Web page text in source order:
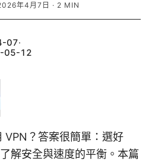
年4月7日 · 2 MIN
07·
05-12
VPN？答案很簡單：選好
解安全與速度的平衡。本篇